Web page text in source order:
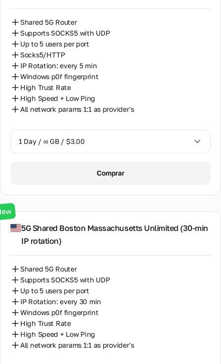
Shared 5G Router
Supports SOCKS5 with UDP
Up to 5 users per port
Socks5/HTTP
IP Rotation: every 5 min
Windows p0f fingerprint
High Trust Rate
High Speed + Low Ping
All network params 1:1 as provider's
1 Day / ∞ GB / $3.00
30 Days / ∞ GB / $50.00
Comprar
5G Shared Boston Massachusetts Unlimited (30‑min
IP rotation)
Shared 5G Router
Supports SOCKS5 with UDP
Up to 5 users per port
IP Rotation: every 30 min
Windows p0f fingerprint
High Trust Rate
High Speed + Low Ping
All network params 1:1 as provider's